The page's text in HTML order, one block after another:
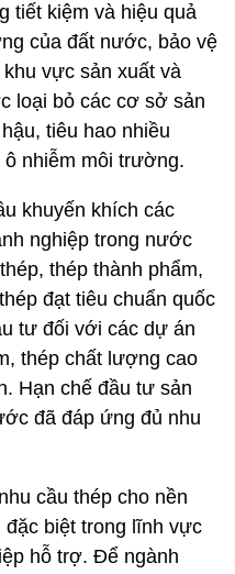
tiết kiệm và hiệu quả
của đất nước, bảo vệ
vực sản xuất và
loại bỏ các cơ sở sản
tiêu hao nhiều
nhiễm môi trường.
khuyến khích các
nghiệp trong nước
thép thành phẩm,
đạt tiêu chuẩn quốc
tư đối với các dự án
thép chất lượng cao
Hạn chế đầu tư sản
đã đáp ứng đủ nhu
cầu thép cho nền
đặc biệt trong lĩnh vực
hỗ trợ. Để ngành